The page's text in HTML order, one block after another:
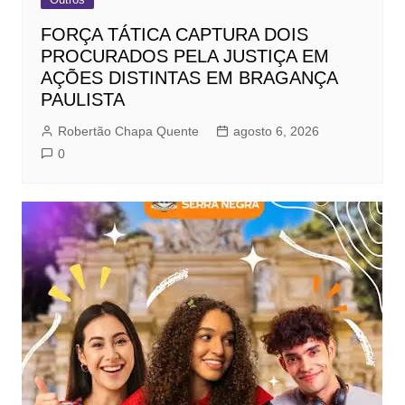
FORÇA TÁTICA CAPTURA DOIS
PROCURADOS PELA JUSTIÇA EM
AÇÕES DISTINTAS EM BRAGANÇA
PAULISTA
Robertão Chapa Quente
agosto 6, 2026
0